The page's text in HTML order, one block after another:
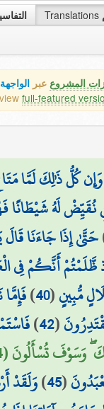
Translations
المشروع عبر
full-featured
كُلُّ ذَٰلِكَ لَمَّا
لَهُ شَيْطَانًا
حَتَّىٰ إِذَا جَاءَنَا
ظَّلَمْتُمْ أَنَّكُمْ فِي
مُّبِينٍ(
40
)
(
42
)
وَسَوْفَ تُسْأَلُونَ (44)
(
45
)وَلَقَدْ